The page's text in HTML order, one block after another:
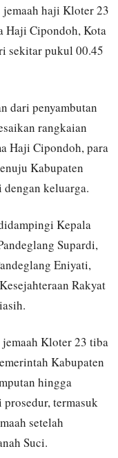
jemaah haji Kloter 23
Haji Cipondoh, Kota
sekitar pukul 00.45
dari penyambutan
rangkaian
Haji Cipondoh, para
Kabupaten
keluarga.
Kepala
Supardi,
Eniyati,
Rakyat
Kloter 23 tiba
Kabupaten
hingga
prosedur, termasuk
setelah
Suci.